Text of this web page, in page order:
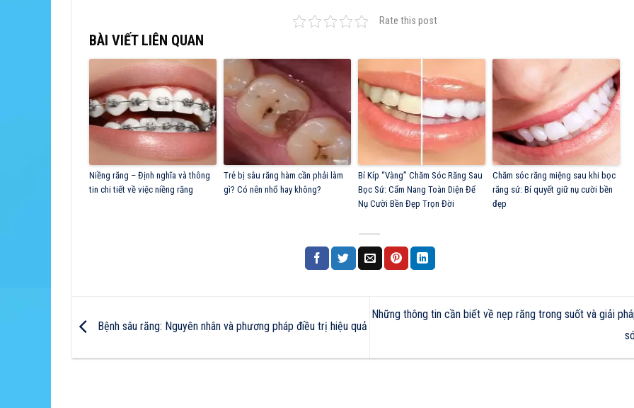
Rate this post
BÀI VIẾT LIÊN QUAN
Niềng răng – Định nghĩa và thông
tin chi tiết về việc niềng răng
Trẻ bị sâu răng hàm cần phải làm
gì? Có nên nhổ hay không?
Bí Kíp “Vàng” Chăm Sóc Răng Sau
Bọc Sứ: Cẩm Nang Toàn Diện Để
Nụ Cười Bền Đẹp Trọn Đời
Chăm sóc răng miệng sau khi bọc
răng sứ: Bí quyết giữ nụ cười bền
đẹp
Bệnh sâu răng: Nguyên nhân và phương pháp điều trị hiệu quả
Những thông tin cần biết về nẹp răng trong suốt và giải